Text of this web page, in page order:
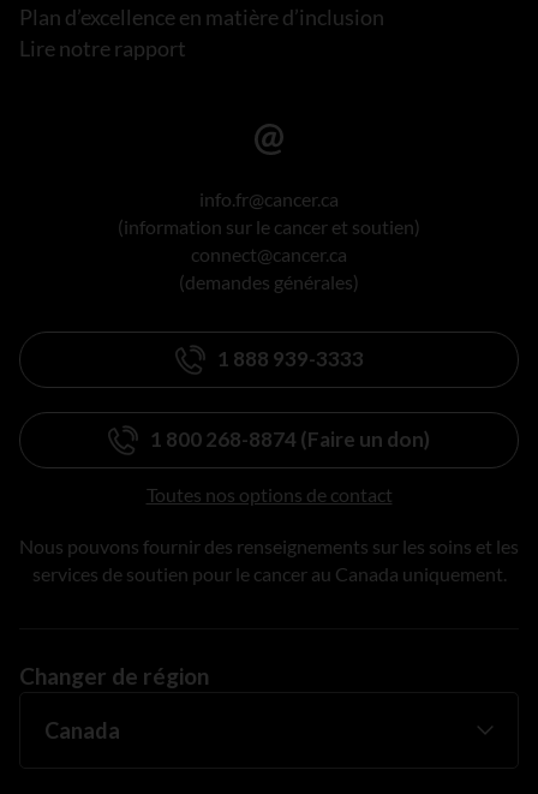
Plan d’excellence en matière d’inclusion
Lire notre rapport
info.fr@cancer.ca
(information sur le cancer et soutien)
connect@cancer.ca
(demandes générales)
1 888 939-3333
1 800 268-8874 (Faire un don)
Toutes nos options de contact
Nous pouvons fournir des renseignements sur les soins et les
services de soutien pour le cancer au Canada uniquement.
Changer de région